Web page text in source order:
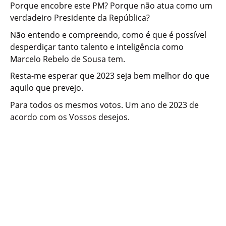
Porque encobre este PM? Porque não atua como um
verdadeiro Presidente da República?
Não entendo e compreendo, como é que é possível
desperdiçar tanto talento e inteligência como
Marcelo Rebelo de Sousa tem.
Resta-me esperar que 2023 seja bem melhor do que
aquilo que prevejo.
Para todos os mesmos votos. Um ano de 2023 de
acordo com os Vossos desejos.